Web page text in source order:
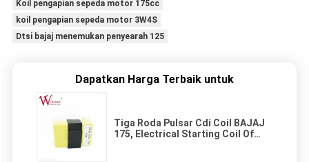
Koil pengapian sepeda motor 175cc
koil pengapian sepeda motor 3W4S
Dtsi bajaj menemukan penyearah 125
Dapatkan Harga Terbaik untuk
Tiga Roda Pulsar Cdi Coil BAJAJ
175, Electrical Starting Coil Of